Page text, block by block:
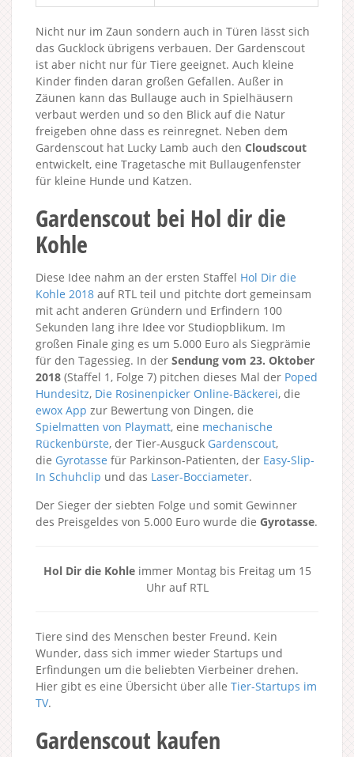
Nicht nur im Zaun sondern auch in Türen lässt sich
das Gucklock übrigens verbauen. Der Gardenscout
ist aber nicht nur für Tiere geeignet. Auch kleine
Kinder finden daran großen Gefallen. Außer in
Zäunen kann das Bullauge auch in Spielhäusern
verbaut werden und so den Blick auf die Natur
freigeben ohne dass es reinregnet. Neben dem
Gardenscout hat Lucky Lamb auch den Cloudscout
entwickelt, eine Tragetasche mit Bullaugenfenster
für kleine Hunde und Katzen.
Gardenscout bei Hol dir die
Kohle
Diese Idee nahm an der ersten Staffel Hol Dir die
Kohle 2018 auf RTL teil und pitchte dort gemeinsam
mit acht anderen Gründern und Erfindern 100
Sekunden lang ihre Idee vor Studiopblikum. Im
großen Finale ging es um 5.000 Euro als Siegprämie
für den Tagessieg. In der Sendung vom 23. Oktober
2018 (Staffel 1, Folge 7) pitchen dieses Mal der Poped
Hundesitz, Die Rosinenpicker Online-Bäckerei, die
ewox App zur Bewertung von Dingen, die
Spielmatten von Playmatt, eine mechanische
Rückenbürste, der Tier-Ausguck Gardenscout,
die Gyrotasse für Parkinson-Patienten, der Easy-Slip-
In Schuhclip und das Laser-Bocciameter.
Der Sieger der siebten Folge und somit Gewinner
des Preisgeldes von 5.000 Euro wurde die Gyrotasse.
Hol Dir die Kohleimmer Montag bis Freitag um 15
Uhr auf RTL
Tiere sind des Menschen bester Freund. Kein
Wunder, dass sich immer wieder Startups und
Erfindungen um die beliebten Vierbeiner drehen.
Hier gibt es eine Übersicht über alle Tier-Startups im
TV.
Gardenscout kaufen